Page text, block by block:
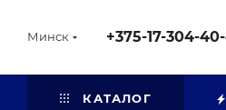
Минск +375-17-304-
КАТАЛОГ